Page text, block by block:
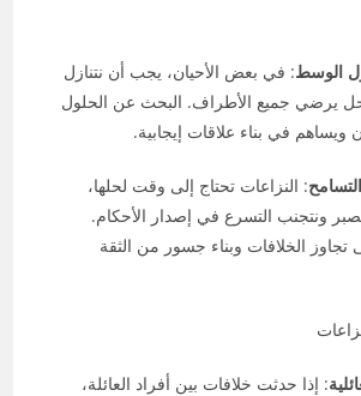
الوسط: في بعض الأحيان، يجب أن نتنازل
حل يرضي جميع الأطراف. البحث عن الحلول
ويساهم في بناء علاقات إيجابية.
: النزاعات تحتاج إلى وقت لحلها،
ونتجنب التسرع في إصدار الأحكام.
تجاوز الخلافات وبناء جسور من الثقة
: إذا حدثت خلافات بين أفراد العائلة،